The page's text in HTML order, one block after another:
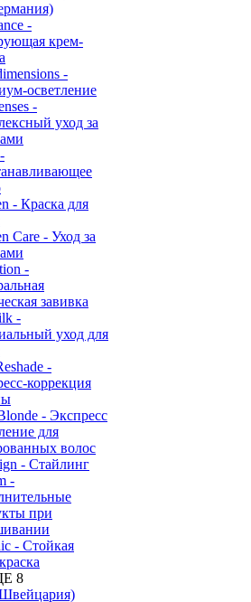
-
крем-
-
осветление
-
уход за
- Краска для
Care - Уход за
-
завивка
-
уход для
-
коррекция
- Экспресс
для
волос
- Стайлинг
-
при
- Стойкая
8